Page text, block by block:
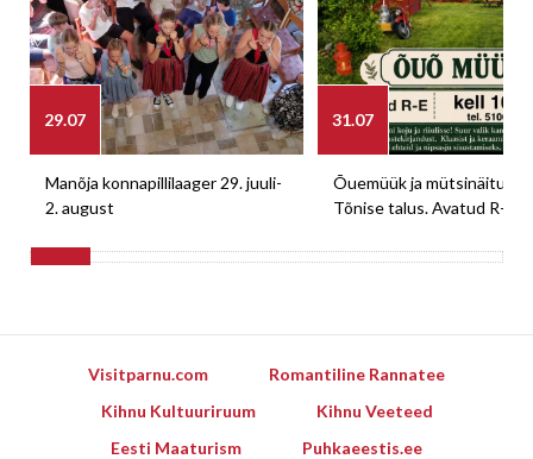
29.07
Manõja konnapillilaager 29. juuli-
2. august
31.07
Õuemüük ja mütsinäitus
Tõnise talus. Avatud R-E
Visitparnu.com
Romantiline Rannatee
Kihnu Kultuuriruum
Kihnu Veeteed
Eesti Maaturism
Puhkaeestis.ee